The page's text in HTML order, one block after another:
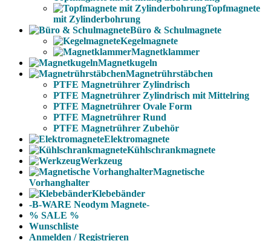
Topfmagnete
mit Zylinderbohrung
Büro & Schulmagnete
Kegelmagnete
Magnetklammer
Magnetkugeln
Magnetrührstäbchen
PTFE Magnetrührer Zylindrisch
PTFE Magnetrührer Zylindrisch mit Mittelring
PTFE Magnetrührer Ovale Form
PTFE Magnetrührer Rund
PTFE Magnetrührer Zubehör
Elektromagnete
Kühlschrankmagnete
Werkzeug
Magnetische
Vorhanghalter
Klebebänder
-B-WARE Neodym Magnete-
% SALE %
Wunschliste
Anmelden / Registrieren